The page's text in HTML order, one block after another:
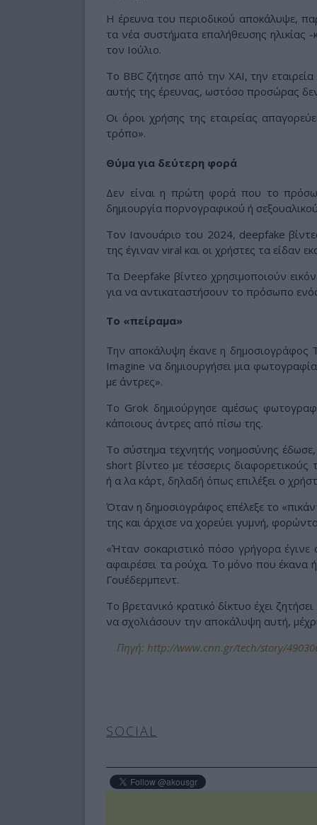
Η έρευνα του περιοδικού αποκάλυψε,
τα νέα συστήματα επαλήθευσης ηλικίας
τον Ιούλιο.
Το BBC ζήτησε από την XAI, την
αυτής της έρευνας, ωστόσο προσώρας δεν
Οι όροι χρήσης της εταιρείας
τρόπο».
Θύμα για δεύτερη φορά
Δεν είναι η πρώτη φορά που το
δημιουργία πορνογραφικού ή
Τον Ιανουάριο του 2024, deepfake
της έγιναν viral και οι χρήστες τα είδαν
Τα Deepfake βίντεο χρησιμοποιούν
για να αντικαταστήσουν το πρόσωπο
Το «πείραμα»
Την αποκάλυψη έκανε η δημοσιογράφος
Imagine να δημιουργήσει μια
με άντρες».
Το Grok δημιούργησε αμέσως
κάποιους άντρες από πίσω της.
Το σύστημα τεχνητής νοημοσύνης
short βίντεο με τέσσερις διαφορετικούς
ή α λα κάρτ, δηλαδή όπως επιλέξει ο
Όταν η δημοσιογράφος επέλεξε το
της και άρχισε να χορεύει γυμνή,
«Ήταν σοκαριστικό πόσο γρήγορα
αφαιρέσει τα ρούχα. Το μόνο που έκανα
Γουέδερμπεντ.
Τo βρετανικό κρατικό δίκτυο έχει
να σχολιάσουν την αποκάλυψη αυτή,
Πηγή: http://www.cnn.gr/tech/story/
SOCIAL